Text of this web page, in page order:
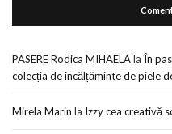
PASERE Rodica MIHAELAla În
colecția de încălțăminte de piele
Mirela Marin la Izzy cea creativă